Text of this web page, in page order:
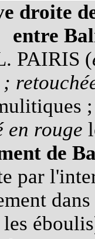
droite
entre
PAIRIS (
en rouge
de
par
les